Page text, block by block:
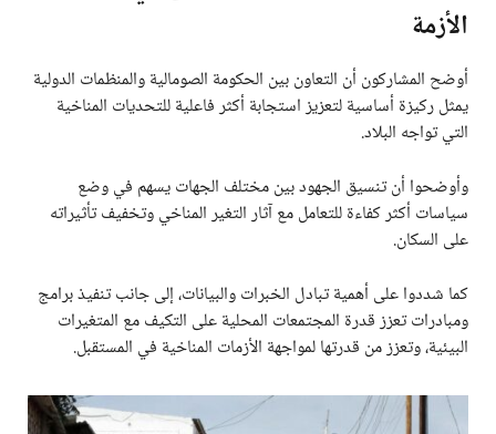
الأزمة
أوضح المشاركون أن التعاون بين الحكومة الصومالية والمنظمات الدولية
يمثل ركيزة أساسية لتعزيز استجابة أكثر فاعلية للتحديات المناخية
التي تواجه البلاد.
وأوضحوا أن تنسيق الجهود بين مختلف الجهات يسهم في وضع
سياسات أكثر كفاءة للتعامل مع آثار التغير المناخي وتخفيف تأثيراته
على السكان.
كما شددوا على أهمية تبادل الخبرات والبيانات، إلى جانب تنفيذ برامج
ومبادرات تعزز قدرة المجتمعات المحلية على التكيف مع المتغيرات
البيئية، وتعزز من قدرتها لمواجهة الأزمات المناخية في المستقبل.